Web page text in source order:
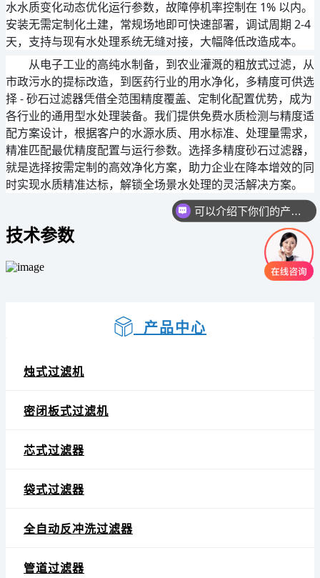
水水质变化动态优化运行参数，故障停机率控制在 1% 以内。
安装无需定制化土建，常规场地即可快速部署，调试周期 2-4
天，支持与现有水处理系统无缝对接，大幅降低改造成本。
从电子工业的高纯水制备，到农业灌溉的粗放式过滤，从
市政污水的提标改造，到医药行业的用水净化，多精度可供选
择 - 砂石过滤器凭借全范围精度覆盖、定制化配置优势，成为
各行业的通用型水处理装备。我们提供免费水质检测与精度适
配方案设计，根据客户的水源水质、用水标准、处理量需求，
精准匹配最优精度配置与运行参数。选择多精度砂石过滤器，
就是选择按需定制的高效净化方案，助力企业在降本增效的同
时实现水质精准达标，解锁全场景水处理的灵活解决方案。
技术参数
产品中心
烛式过滤机
密闭板式过滤机
芯式过滤器
袋式过滤器
全自动反冲洗过滤器
管道过滤器
你们是怎么收费的呢